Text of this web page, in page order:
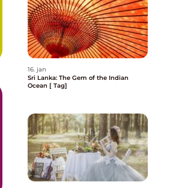
16. jan
Sri Lanka: The Gem of the Indian
Ocean [ Tag]